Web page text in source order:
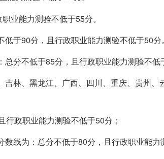
业能力测验不低于55分。
于90分，且行政职业能力测验不低于50分。
分不低于85分，且行政职业能力测验不低
林、黑龙江、广西、四川、重庆、贵州、
政职业能力测验不低于50分；
线为：总分不低于80分，且行政职业能力